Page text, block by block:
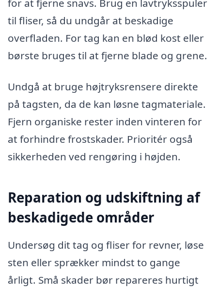
for at fjerne snavs. Brug en lavtryksspuler
til fliser, så du undgår at beskadige
overfladen. For tag kan en blød kost eller
børste bruges til at fjerne blade og grene.
Undgå at bruge højtryksrensere direkte
på tagsten, da de kan løsne tagmateriale.
Fjern organiske rester inden vinteren for
at forhindre frostskader. Prioritér også
sikkerheden ved rengøring i højden.
Reparation og udskiftning af
beskadigede områder
Undersøg dit tag og fliser for revner, løse
sten eller sprækker mindst to gange
årligt. Små skader bør repareres hurtigt